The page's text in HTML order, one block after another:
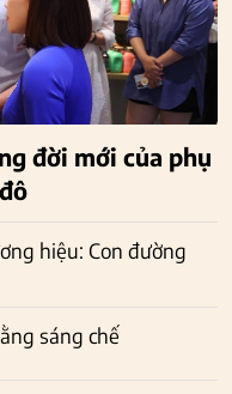
đời mới của phụ
hiệu: Con đường
sáng chế